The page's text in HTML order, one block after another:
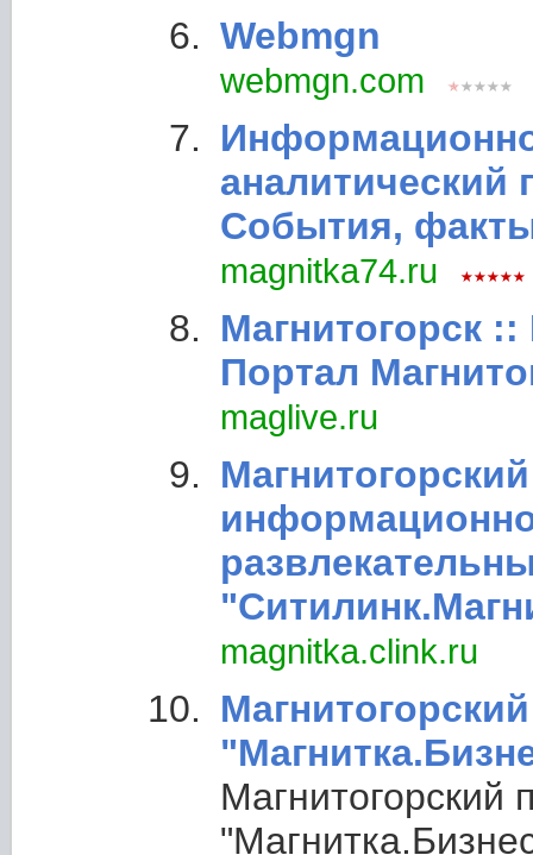
Webmgn
webmgn.com
аналитический
События,
magnitka74.ru
Магнитогорск
Портал
maglive.ru
Магнитогорский
magnitka.clink.ru
Магнитогорский